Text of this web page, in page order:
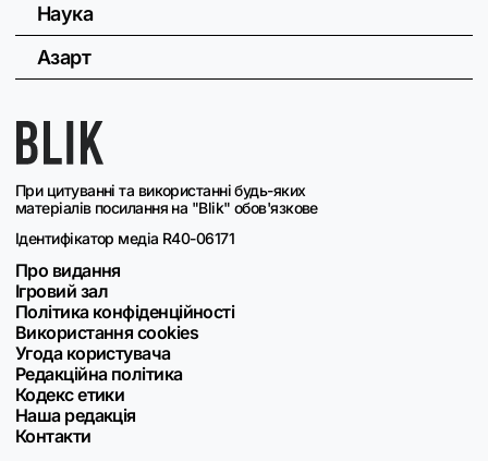
При цитуванні та використанні будь-яких
матеріалів посилання на "Blik" обов'язкове
Ідентифікатор медіа R40-06171
Про видання
Ігровий зал
Політика конфіденційності
Використання cookies
Угода користувача
Редакційна політика
Кодекс етики
Наша редакція
Контакти
Наука
Азарт